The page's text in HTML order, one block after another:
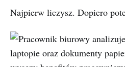
Najpierw liczysz. Dopiero